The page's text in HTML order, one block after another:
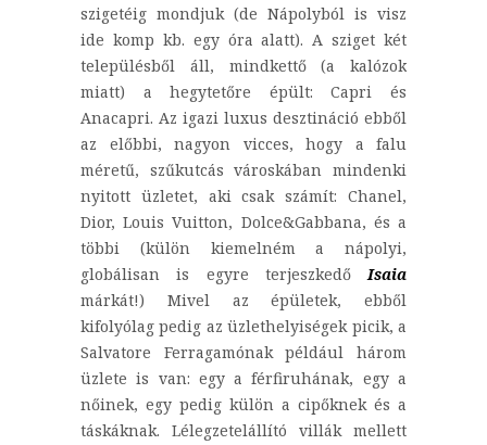
szigetéig mondjuk (de Nápolyból is visz
ide komp kb. egy óra alatt). A sziget két
településből áll, mindkettő (a kalózok
miatt) a hegytetőre épült: Capri és
Anacapri. Az igazi luxus desztináció ebből
az előbbi, nagyon vicces, hogy a falu
méretű, szűkutcás városkában mindenki
nyitott üzletet, aki csak számít: Chanel,
Dior, Louis Vuitton, Dolce&Gabbana, és a
többi (külön kiemelném a nápolyi,
globálisan is egyre terjeszkedőIsaia
márkát!) Mivel az épületek, ebből
kifolyólag pedig az üzlethelyiségek picik, a
Salvatore Ferragamónak például három
üzlete is van: egy a férfiruhának, egy a
nőinek, egy pedig külön a cipőknek és a
táskáknak. Lélegzetelállító villák mellett